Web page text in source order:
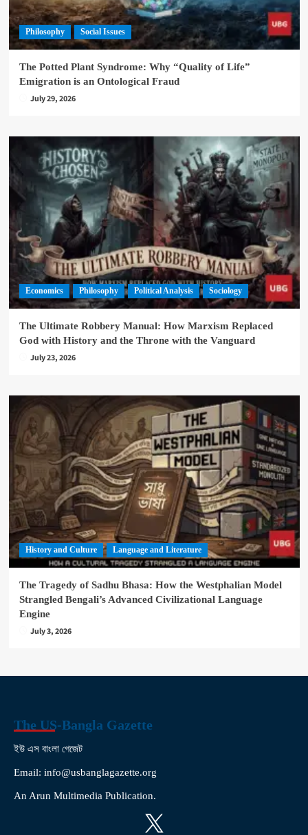
Philosophy Social Issues
The Potted Plant Syndrome: Why “Quality of Life”
Emigration is an Ontological Fraud
July 29, 2026
Economics Philosophy Political Analysis Sociology
The Ultimate Robbery Manual: How Marxism Replaced
God with History and the Throne with the Vanguard
July 23, 2026
History and Culture Language and Literature
The Tragedy of Sadhu Bhasa: How the Westphalian Model
Strangled Bengali’s Advanced Civilizational Language
Engine
July 3, 2026
The US-Bangla Gazette
ইউ এস বাংলা গেজেট
Email: info@usbanglagazette.org
An Arun Multimedia Publication.
X